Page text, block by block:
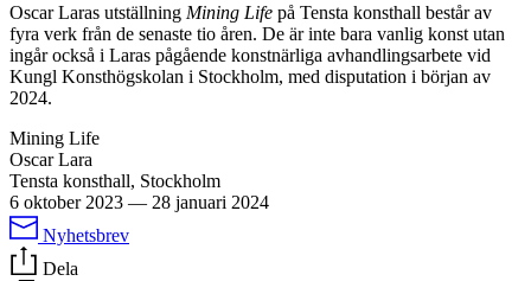
Oscar Laras utställning Mining Life på Tensta konsthall består av
fyra verk från de senaste tio åren. De är inte bara vanlig konst utan
ingår också i Laras pågående konstnärliga avhandlingsarbete vid
Kungl Konsthögskolan i Stockholm, med disputation i början av
2024.
Mining Life
Oscar Lara
Tensta konsthall, Stockholm
6 oktober 2023 — 28 januari 2024
Nyhetsbrev
Dela